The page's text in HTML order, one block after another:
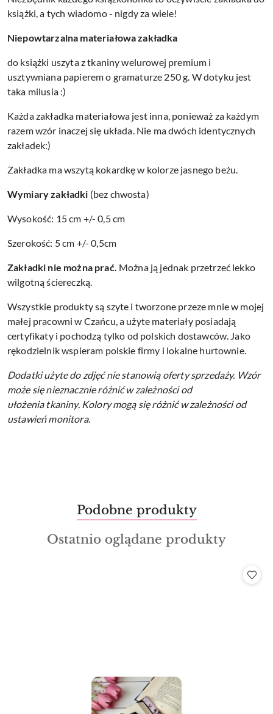
książki, a tych wiadomo - nigdy za wiele!
Niepowtarzalna materiałowa zakładka
do książki uszyta z tkaniny welurowej premium i
usztywniana papierem o gramaturze 250 g. W dotyku jest
taka milusia :)
Każda zakładka materiałowa jest inna, ponieważ za każdym
razem wzór inaczej się układa. Nie ma dwóch identycznych
zakładek:)
Zakładka ma wszytą kokardkę w kolorze jasnego beżu.
Wymiary zakładki (bez chwosta)
Wysokość: 15 cm +/- 0,5 cm
Szerokość: 5 cm +/- 0,5cm
Zakładki nie można prać. Można ją jednak przetrzeć lekko
wilgotną ściereczką.
Wszystkie produkty są szyte i tworzone przeze mnie w mojej
małej pracowni w Czańcu, a użyte materiały posiadają
certyfikaty i pochodzą tylko od polskich dostawców. Jako
rękodzielnik wspieram polskie firmy i lokalne hurtownie.
Dodatki użyte do zdjęć nie stanowią oferty sprzedaży. Wzór
może się nieznacznie różnić w zależności od
ułożenia tkaniny. Kolory mogą się różnić w zależności od
ustawień monitora.
Pomiń karuzelę produktów
Produkty
o
statusie:
Podobne produkty
Produkty
Ostatnio oglądane produkty